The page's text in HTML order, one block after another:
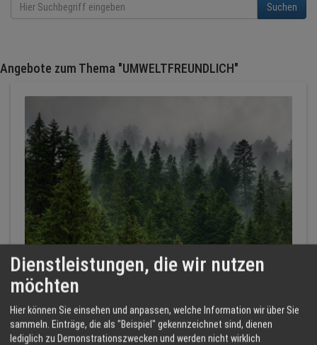
JOBS
KONTAKT
Suchen
Angebote zum Thema "UMWELTFREUNDLICH"
Nachhaltigkeit
Elztal Holzhaus GmbH
Dienstleistungen, die wir nutzen
möchten
Hier können Sie einsehen und anpassen, welche Information wir über Sie
sammeln. Einträge, die als "Beispiel" gekennzeichnet sind, dienen
lediglich zu Demonstrationszwecken und werden nicht wirklich